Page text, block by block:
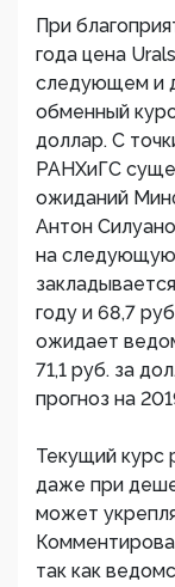
При
года цена
следующем и
обменный
доллар. С
РАНХиГС
ожиданий
Антон
на следующую
году и 68,7
ожидает
71,1 руб. за
прогноз на
Текущий курс
даже при
может
так как